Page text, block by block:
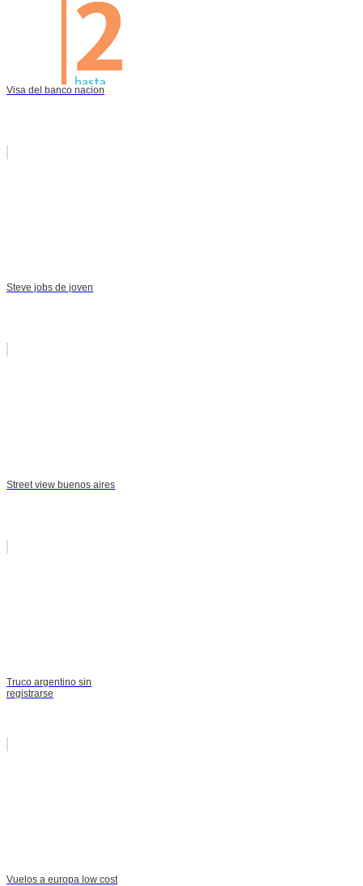
Visa del banco nacion
Steve jobs de joven
Street view buenos aires
Truco argentino sin
registrarse
Vuelos a europa low cost